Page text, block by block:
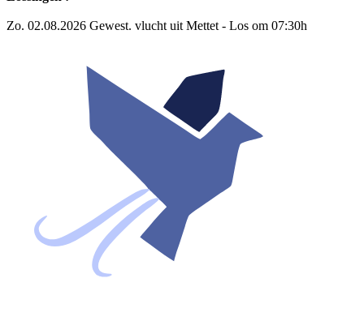
Zo. 02.08.2026 Gewest. vlucht uit Mettet - Los om 07:30h